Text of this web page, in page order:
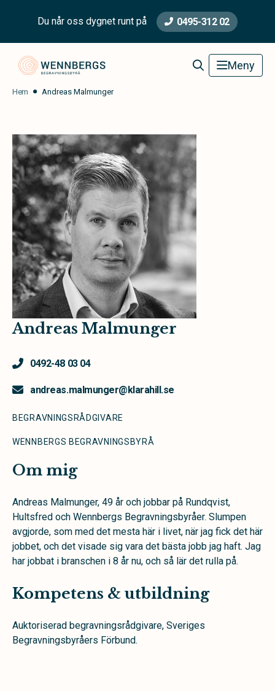
Du når oss dygnet runt på 0495-312 02
Wennbergs Begravningsbyrå Meny
Hem Andreas Malmunger
Andreas Malmunger
0492-48 03 04
andreas.malmunger@klarahill.se
BEGRAVNINGSRÅDGIVARE
WENNBERGS BEGRAVNINGSBYRÅ
Om mig
Andreas Malmunger, 49 år och jobbar på Rundqvist,
Hultsfred och Wennbergs Begravningsbyråer. Slumpen
avgjorde, som med det mesta här i livet, när jag fick det här
jobbet, och det visade sig vara det bästa jobb jag haft. Jag
har jobbat i branschen i 8 år nu, och så lär det rulla på.
Kompetens & utbildning
Auktoriserad begravningsrådgivare, Sveriges
Begravningsbyråers Förbund.